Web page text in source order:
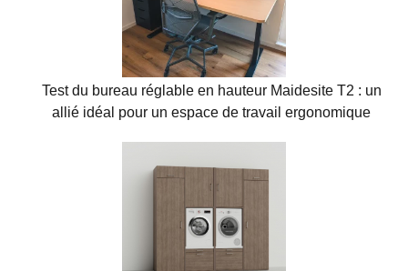
Test du bureau réglable en hauteur Maidesite T2 : un
allié idéal pour un espace de travail ergonomique